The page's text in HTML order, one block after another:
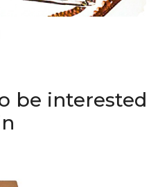
be interested